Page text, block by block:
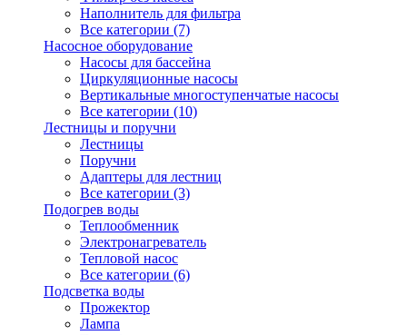
Наполнитель для фильтра
Все категории (7)
Насосное оборудование
Насосы для бассейна
Циркуляционные насосы
Вертикальные многоступенчатые насосы
Все категории (10)
Лестницы и поручни
Лестницы
Поручни
Адаптеры для лестниц
Все категории (3)
Подогрев воды
Теплообменник
Электронагреватель
Тепловой насос
Все категории (6)
Подсветка воды
Прожектор
Лампа